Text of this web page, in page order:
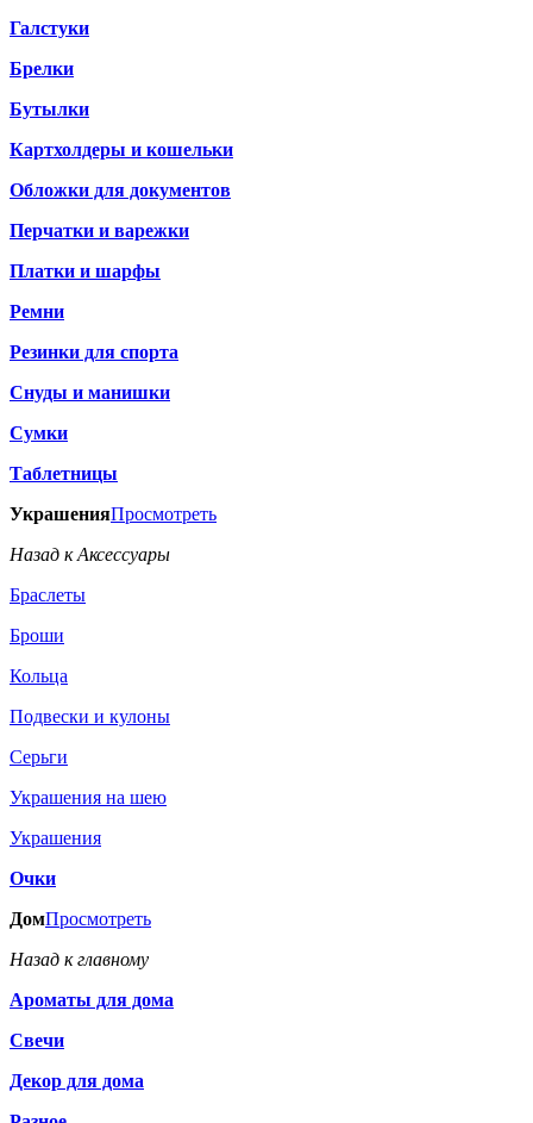
Галстуки
Брелки
Бутылки
Картхолдеры и кошельки
Обложки для документов
Перчатки и варежки
Платки и шарфы
Ремни
Резинки для спорта
Снуды и манишки
Сумки
Таблетницы
УкрашенияПросмотреть
Назад к Аксессуары
Браслеты
Броши
Кольца
Подвески и кулоны
Серьги
Украшения на шею
Украшения
Очки
ДомПросмотреть
Назад к главному
Ароматы для дома
Свечи
Декор для дома